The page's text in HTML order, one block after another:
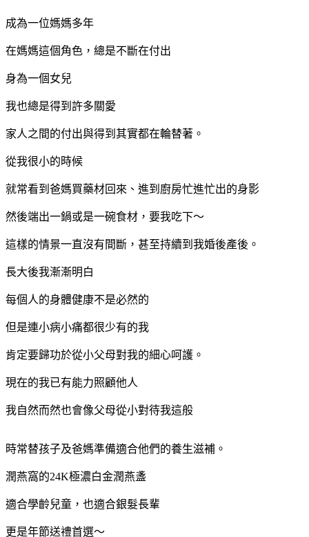
成為一位媽媽多年
在媽媽這個角色，總是不斷在付出
身為一個女兒
我也總是得到許多關愛
家人之間的付出與得到其實都在輪替著。
從我很小的時候
就常看到爸媽買藥材回來、進到廚房忙進忙出的身影
然後端出一鍋或是一碗食材，要我吃下～
這樣的情景一直沒有間斷，甚至持續到我婚後產後。
長大後我漸漸明白
每個人的身體健康不是必然的
但是連小病小痛都很少有的我
肯定要歸功於從小父母對我的細心呵護。
現在的我已有能力照顧他人
我自然而然也會像父母從小對待我這般
時常替孩子及爸媽準備適合他們的養生滋補。
潤燕窩的24K極濃⽩⾦潤燕盞
適合學齡兒童，也適合銀髮長輩
更是年節送禮首選～